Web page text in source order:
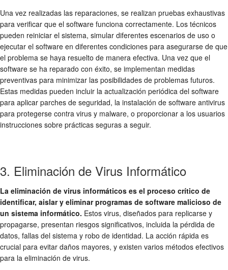
Una vez realizadas las reparaciones, se realizan pruebas exhaustivas
para verificar que el software funciona correctamente. Los técnicos
pueden reiniciar el sistema, simular diferentes escenarios de uso o
ejecutar el software en diferentes condiciones para asegurarse de que
el problema se haya resuelto de manera efectiva. Una vez que el
software se ha reparado con éxito, se implementan medidas
preventivas para minimizar las posibilidades de problemas futuros.
Estas medidas pueden incluir la actualización periódica del software
para aplicar parches de seguridad, la instalación de software antivirus
para protegerse contra virus y malware, o proporcionar a los usuarios
instrucciones sobre prácticas seguras a seguir.
3. Eliminación de Virus Informático
La eliminación de virus informáticos es el proceso crítico de
identificar, aislar y eliminar programas de software malicioso de
un sistema informático. Estos virus, diseñados para replicarse y
propagarse, presentan riesgos significativos, incluida la pérdida de
datos, fallas del sistema y robo de identidad. La acción rápida es
crucial para evitar daños mayores, y existen varios métodos efectivos
para la eliminación de virus.